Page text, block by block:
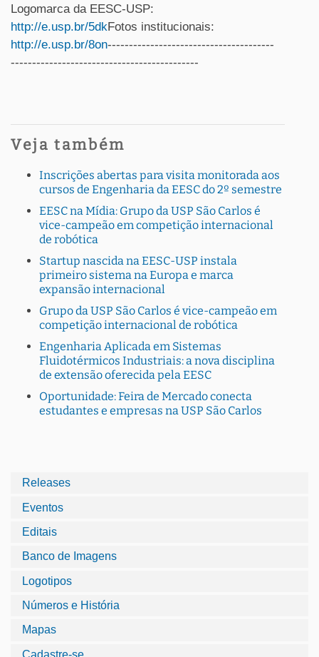
Logomarca da EESC-USP:
http://e.usp.br/5dkFotos institucionais:
http://e.usp.br/8on---------------------------------------
--------------------------------------------
Veja também
Inscrições abertas para visita monitorada aos
cursos de Engenharia da EESC do 2º semestre
EESC na Mídia: Grupo da USP São Carlos é
vice-campeão em competição internacional
de robótica
Startup nascida na EESC-USP instala
primeiro sistema na Europa e marca
expansão internacional
Grupo da USP São Carlos é vice-campeão em
competição internacional de robótica
Engenharia Aplicada em Sistemas
Fluidotérmicos Industriais: a nova disciplina
de extensão oferecida pela EESC
Oportunidade: Feira de Mercado conecta
estudantes e empresas na USP São Carlos
Releases
Eventos
Editais
Banco de Imagens
Logotipos
Números e História
Mapas
Cadastre-se